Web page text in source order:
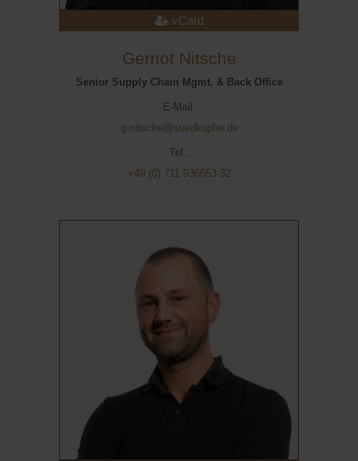
vCard
Gernot Nitsche
Senior Supply Chain Mgmt. & Back Office
E-Mail:
g.nitsche@suedkupfer.de
Tel.:
+49 (0) 711 936653-32